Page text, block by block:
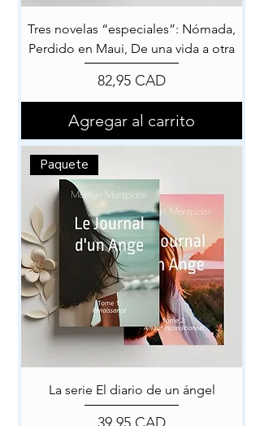
Tres novelas “especiales”: Nómada,
Perdido en Maui, De una vida a otra
Precio
82,95 CAD
Agregar al carrito
Paquete
La serie El diario de un ángel
Precio